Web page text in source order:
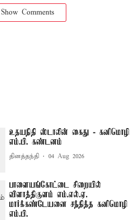
Show Comments
உதயநிதி ஸ்டாலின் கைது - கனிமொழி
எம்.பி. கண்டனம்
தினத்தந்தி 04 Aug 2026
பாளையங்கோட்டை சிறையில்
விளாத்திகுளம் எம்.எல்.ஏ.
மார்க்கண்டேயனை சந்தித்த கனிமொழி
எம்.பி.